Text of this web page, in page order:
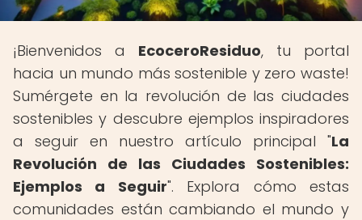
¡Bienvenidos a EcoceroResiduo, tu portal
hacia un mundo más sostenible y zero waste!
Sumérgete en la revolución de las ciudades
sostenibles y descubre ejemplos inspiradores
a seguir en nuestro artículo principal "La
Revolución de las Ciudades Sostenibles:
Ejemplos a Seguir". Explora cómo estas
comunidades están cambiando el mundo y